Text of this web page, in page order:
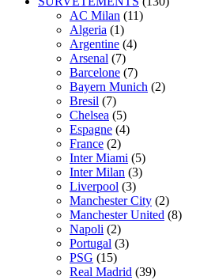
AC Milan (11)
Algeria (1)
Argentine (4)
Arsenal (7)
Barcelone (7)
Bayern Munich (2)
Bresil (7)
Chelsea (5)
Espagne (4)
France (2)
Inter Miami (5)
Inter Milan (3)
Liverpool (3)
Manchester City (2)
Manchester United (8)
Napoli (2)
Portugal (3)
PSG (15)
Real Madrid (39)